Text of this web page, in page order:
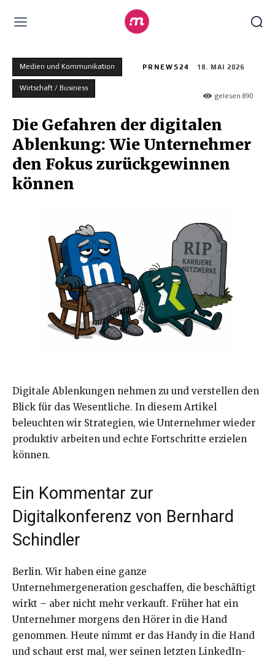
Medien und Kommunikation
Wirtschaft / Business
PRNEWS24 18. MAI 2026
gelesen890
Die Gefahren der digitalen
Ablenkung: Wie Unternehmer
den Fokus zurückgewinnen
können
Digitale Ablenkungen nehmen zu und verstellen den
Blick für das Wesentliche. In diesem Artikel
beleuchten wir Strategien, wie Unternehmer wieder
produktiv arbeiten und echte Fortschritte erzielen
können.
Ein Kommentar zur
Digitalkonferenz von Bernhard
Schindler
Berlin. Wir haben eine ganze
Unternehmergeneration geschaffen, die beschäftigt
wirkt – aber nicht mehr verkauft. Früher hat ein
Unternehmer morgens den Hörer in die Hand
genommen. Heute nimmt er das Handy in die Hand
und schaut erst mal, wer seinen letzten LinkedIn-